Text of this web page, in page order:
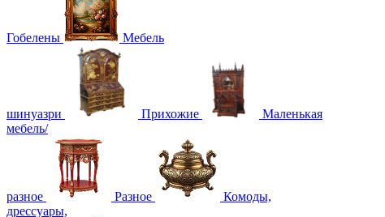
Гобелены Мебель
шинуазри Прихожие
Маленькая
мебель/
разное Разное
Комоды,
дрессуары,